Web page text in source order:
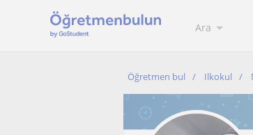
Ara
Öğretmen bul Ilkokul